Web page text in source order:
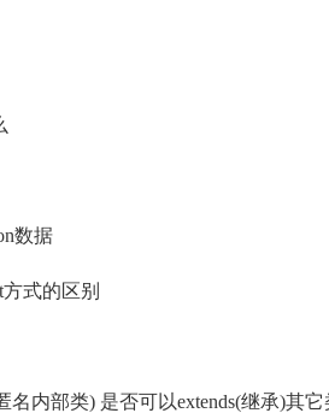
数据
式的区别
名内部类) 是否可以extends(继承)其